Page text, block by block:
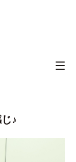
♪